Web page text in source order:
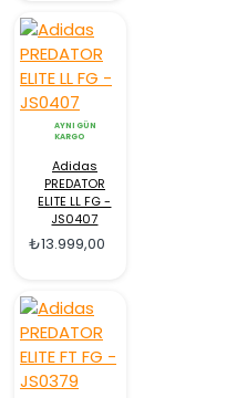
AYNI GÜN
KARGO
Adidas
PREDATOR
ELITE LL FG -
JS0407
₺13.999,00